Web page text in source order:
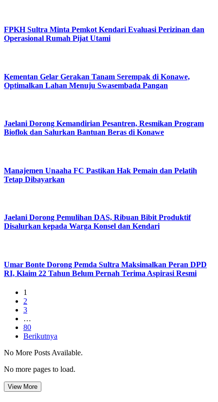
FPKH Sultra Minta Pemkot Kendari Evaluasi Perizinan dan
Operasional Rumah Pijat Utami
Kementan Gelar Gerakan Tanam Serempak di Konawe,
Optimalkan Lahan Menuju Swasembada Pangan
Jaelani Dorong Kemandirian Pesantren, Resmikan Program
Bioflok dan Salurkan Bantuan Beras di Konawe
Manajemen Unaaha FC Pastikan Hak Pemain dan Pelatih
Tetap Dibayarkan
Jaelani Dorong Pemulihan DAS, Ribuan Bibit Produktif
Disalurkan kepada Warga Konsel dan Kendari
Umar Bonte Dorong Pemda Sultra Maksimalkan Peran DPD
RI, Klaim 22 Tahun Belum Pernah Terima Aspirasi Resmi
1
2
3
…
80
Berikutnya
No More Posts Available.
No more pages to load.
View More